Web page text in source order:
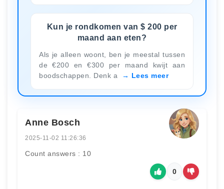
Kun je rondkomen van $ 200 per
maand aan eten?
Als je alleen woont, ben je meestal tussen
de €200 en €300 per maand kwijt aan
boodschappen. Denk a
Lees meer
Anne Bosch
2025-11-02 11:26:36
Count answers : 10
0